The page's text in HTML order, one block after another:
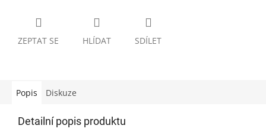
ZEPTAT SE HLÍDAT SDÍLET
Popis Diskuze
Detailní popis produktu